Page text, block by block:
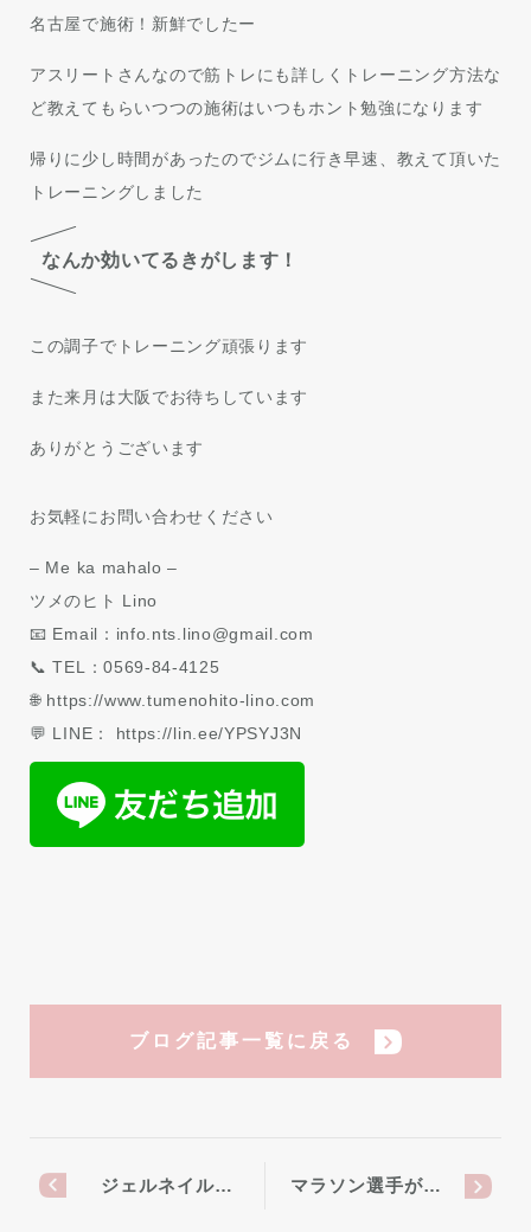
名古屋で施術！新鮮でしたー
アスリートさんなので筋トレにも詳しくトレーニング方法な
ど教えてもらいつつの施術はいつもホント勉強になります
帰りに少し時間があったのでジムに行き早速、教えて頂いた
トレーニングしました
なんか効いてるきがします！
この調子でトレーニング頑張ります
また来月は大阪でお待ちしています
ありがとうございます
お気軽にお問い合わせください
– Me ka mahalo –
ツメのヒト Lino
📧 Email：info.nts.lino@gmail.com
📞 TEL：0569-84-4125
🌐 https://www.tumenohito-lino.com
💬 LINE： https://lin.ee/YPSYJ3N
ブログ記事一覧に戻る
ジェルネイル… マラソン選手が…